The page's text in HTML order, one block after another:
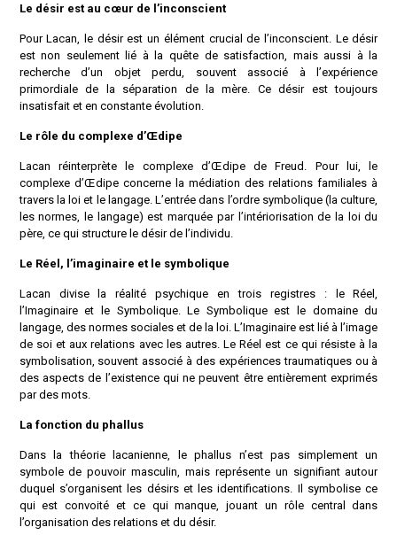
Le désir est au cœur de l’inconscient
Pour Lacan, le désir est un élément crucial de l’inconscient. Le désir
est non seulement lié à la quête de satisfaction, mais aussi à la
recherche d’un objet perdu, souvent associé à l’expérience
primordiale de la séparation de la mère. Ce désir est toujours
insatisfait et en constante évolution.
Le rôle du complexe d’Œdipe
Lacan réinterprète le complexe d’Œdipe de Freud. Pour lui, le
complexe d’Œdipe concerne la médiation des relations familiales à
travers la loi et le langage. L’entrée dans l’ordre symbolique (la culture,
les normes, le langage) est marquée par l’intériorisation de la loi du
père, ce qui structure le désir de l’individu.
Le Réel, l’imaginaire et le symbolique
Lacan divise la réalité psychique en trois registres : le Réel,
l’Imaginaire et le Symbolique. Le Symbolique est le domaine du
langage, des normes sociales et de la loi. L’Imaginaire est lié à l’image
de soi et aux relations avec les autres. Le Réel est ce qui résiste à la
symbolisation, souvent associé à des expériences traumatiques ou à
des aspects de l’existence qui ne peuvent être entièrement exprimés
par des mots.
La fonction du phallus
Dans la théorie lacanienne, le phallus n’est pas simplement un
symbole de pouvoir masculin, mais représente un signifiant autour
duquel s’organisent les désirs et les identifications. Il symbolise ce
qui est convoité et ce qui manque, jouant un rôle central dans
l’organisation des relations et du désir.